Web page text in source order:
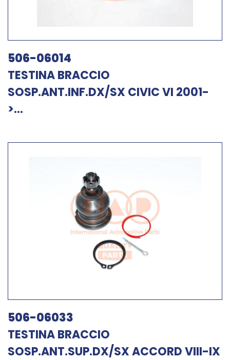
506-06014
TESTINA BRACCIO
SOSP.ANT.INF.DX/SX CIVIC VI 2001-
>...
506-06033
TESTINA BRACCIO
SOSP.ANT.SUP.DX/SX ACCORD VIII-IX